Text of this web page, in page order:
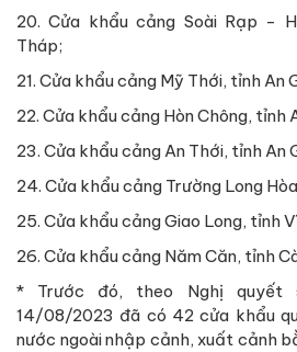
20. Cửa khẩu cảng Soài Rạp -
Tháp;
21. Cửa khẩu cảng Mỹ Thới, tỉnh An
22. Cửa khẩu cảng Hòn Chông, tỉnh
23. Cửa khẩu cảng An Thới, tỉnh An
24. Cửa khẩu cảng Trường Long
25. Cửa khẩu cảng Giao Long, tỉnh
26. Cửa khẩu cảng Năm Căn, tỉnh
* Trước đó, theo Nghị quyết
14/08/2023 đã có 42 cửa khẩu
nước ngoài nhập cảnh, xuất cảnh